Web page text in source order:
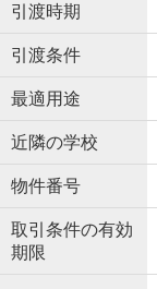
引渡時期
引渡条件
最適用途
近隣の学校
物件番号
取引条件の有効
期限